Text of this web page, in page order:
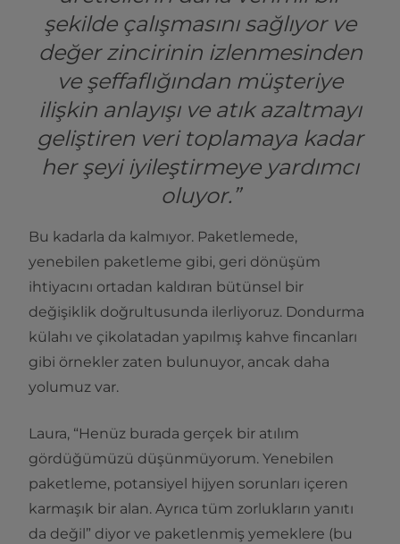
şekilde çalışmasını sağlıyor ve
değer zincirinin izlenmesinden
ve şeffaflığından müşteriye
ilişkin anlayışı ve atık azaltmayı
geliştiren veri toplamaya kadar
her şeyi iyileştirmeye yardımcı
oluyor.”
Bu kadarla da kalmıyor. Paketlemede,
yenebilen paketleme gibi, geri dönüşüm
ihtiyacını ortadan kaldıran bütünsel bir
değişiklik doğrultusunda ilerliyoruz. Dondurma
külahı ve çikolatadan yapılmış kahve fincanları
gibi örnekler zaten bulunuyor, ancak daha
yolumuz var.
Laura, “Henüz burada gerçek bir atılım
gördüğümüzü düşünmüyorum. Yenebilen
paketleme, potansiyel hijyen sorunları içeren
karmaşık bir alan. Ayrıca tüm zorlukların yanıtı
da değil” diyor ve paketlenmiş yemeklere (bu